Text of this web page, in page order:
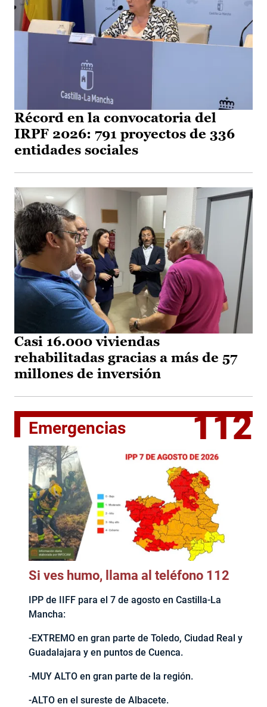
Récord en la convocatoria del
IRPF 2026: 791 proyectos de 336
entidades sociales
Casi 16.000 viviendas
rehabilitadas gracias a más de 57
millones de inversión
Emergencias 112
Si ves humo, llama al teléfono 112
IPP de IIFF para el 7 de agosto en Castilla-La
Mancha:
-EXTREMO en gran parte de Toledo, Ciudad Real y
Guadalajara y en puntos de Cuenca.
-MUY ALTO en gran parte de la región.
-ALTO en el sureste de Albacete.